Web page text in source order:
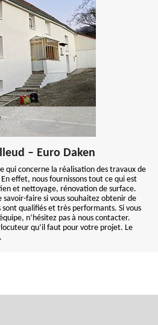
– Euro Daken
qui concerne la réalisation des travaux de
effet, nous fournissons tout ce qui est
et nettoyage, rénovation de surface.
faire si vous souhaitez obtenir de
sont qualifiés et très performants. Si vous
n’hésitez pas à nous contacter.
qu’il faut pour votre projet. Le